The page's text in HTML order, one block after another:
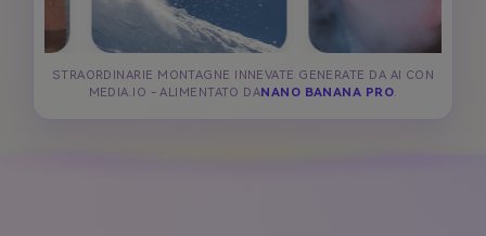
STRAORDINARIE MONTAGNE INNEVATE GENERATE DA AI CON
MEDIA.IO - ALIMENTATO DANANO BANANA PRO.